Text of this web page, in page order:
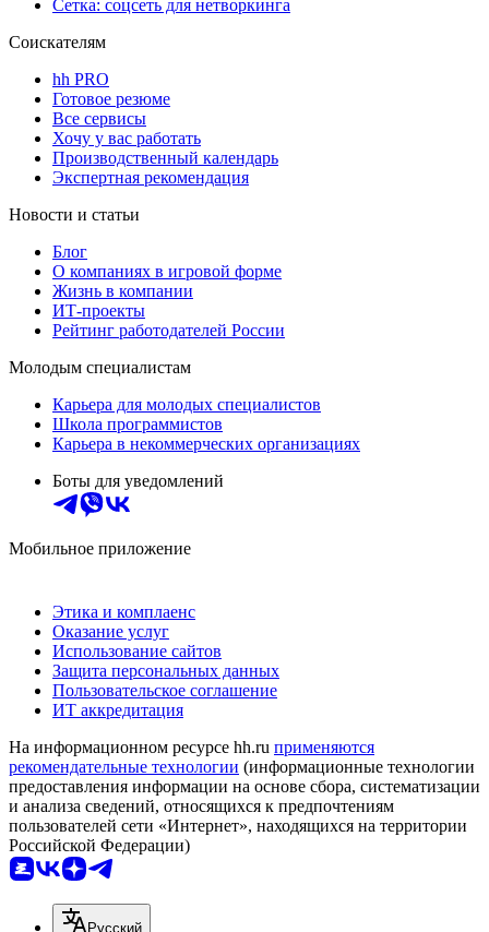
Сетка: соцсеть для нетворкинга
Соискателям
hh PRO
Готовое резюме
Все сервисы
Хочу у вас работать
Производственный календарь
Экспертная рекомендация
Новости и статьи
Блог
О компаниях в игровой форме
Жизнь в компании
ИТ-проекты
Рейтинг работодателей России
Молодым специалистам
Карьера для молодых специалистов
Школа программистов
Карьера в некоммерческих организациях
Боты для уведомлений
Мобильное приложение
Этика и комплаенс
Оказание услуг
Использование сайтов
Защита персональных данных
Пользовательское соглашение
ИТ аккредитация
На информационном ресурсе hh.ru применяются
рекомендательные технологии (информационные технологии
предоставления информации на основе сбора, систематизации
и анализа сведений, относящихся к предпочтениям
пользователей сети «Интернет», находящихся на территории
Российской Федерации)
Русский